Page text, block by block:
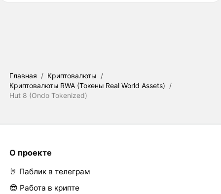
Главная / Криптовалюты /
Криптовалюты RWA (Токены Real World Assets) /
Hut 8 (Ondo Tokenized)
О проекте
🤘 Паблик в телеграм
😎 Работа в крипте